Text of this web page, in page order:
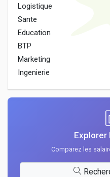
Logistique
Sante
Education
BTP
Marketing
Ingenierie
Explorer
Comparez les